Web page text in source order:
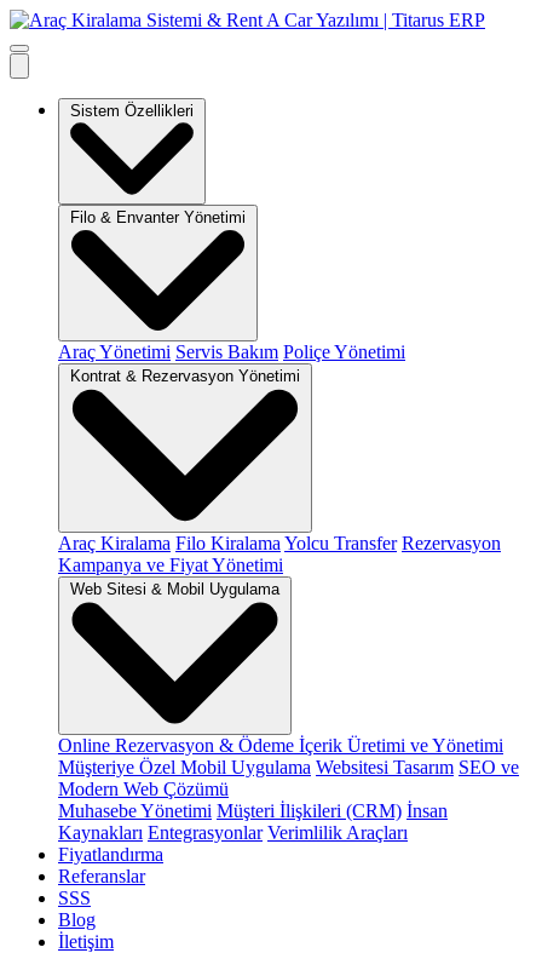
Sistem Özellikleri
Filo & Envanter Yönetimi
Araç Yönetimi Servis Bakım Poliçe Yönetimi
Kontrat & Rezervasyon Yönetimi
Araç Kiralama Filo Kiralama Yolcu Transfer Rezervasyon
Kampanya ve Fiyat Yönetimi
Web Sitesi & Mobil Uygulama
Online Rezervasyon & Ödeme İçerik Üretimi ve Yönetimi
Müşteriye Özel Mobil Uygulama Websitesi Tasarım SEO ve
Modern Web Çözümü
Muhasebe Yönetimi Müşteri İlişkileri (CRM) İnsan
Kaynakları Entegrasyonlar Verimlilik Araçları
Fiyatlandırma
Referanslar
SSS
Blog
İletişim